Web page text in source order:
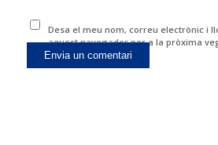
Desa el meu nom, correu electrònic i
aquest navegador per a la pròxima
comenti.